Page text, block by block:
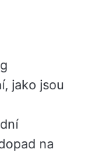
jako jsou
na